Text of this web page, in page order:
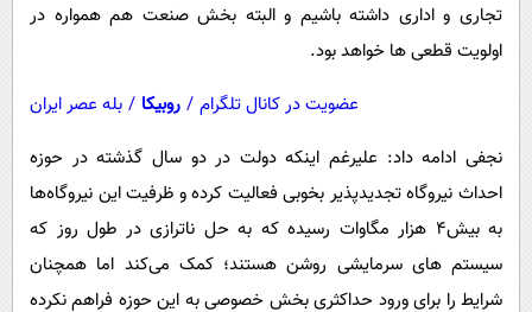
تجاری و اداری داشته باشیم و البته بخش صنعت هم همواره در
اولویت قطعی ها خواهد بود.
عضویت در کانال تلگرام / روبیکا / بله عصر ایران
نجفی ادامه داد: علیرغم اینکه دولت در دو سال گذشته در حوزه
احداث نیروگاه تجدیدپذیر بخوبی فعالیت کرده و ظرفیت این نیروگاه‌ها
به بیش۴ هزار مگاوات رسیده که به حل ناترازی در طول روز که
سیستم های سرمایشی روشن هستند؛ کمک می‌کند اما همچنان
شرایط را برای ورود حداکثری بخش خصوصی به این حوزه فراهم نکرده